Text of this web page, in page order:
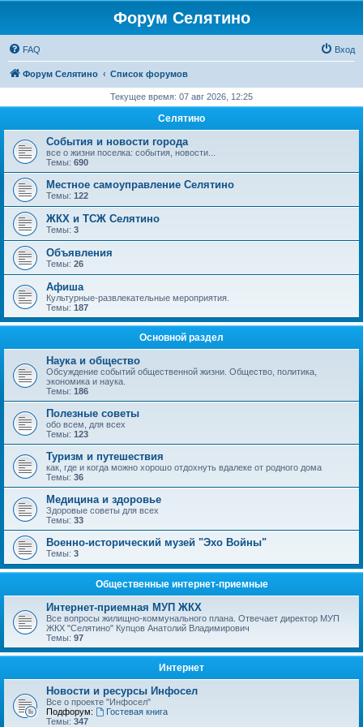
Форум Селятино
FAQ Вход
Форум Селятино Список форумов
Текущее время: 07 авг 2026, 12:25
Селятино
События и новости города
все о жизни поселка: события, новости...
Темы: 690
Местное самоуправление Селятино
Темы: 122
ЖКХ и ТСЖ Селятино
Темы: 3
Объявления
Темы: 26
Афиша
Культурные-развлекательные мероприятия.
Темы: 187
Основной раздел
Наука и общество
Обсуждение событий общественной жизни. Общество, политика,
экономика и наука.
Темы: 186
Полезные советы
обо всем, для всех
Темы: 123
Туризм и путешествия
как, где и когда можно хорошо отдохнуть вдалеке от родного дома
Темы: 36
Медицина и здоровье
Здоровые советы для всех
Темы: 33
Военно-исторический музей "Эхо Войны"
Темы: 3
Общественные интернет-приемные
Интернет-приемная МУП ЖКХ
Все вопросы жилищно-коммунального плана. Отвечает директор МУП
ЖКХ "Селятино" Купцов Анатолий Владимирович
Темы: 97
Интернет
Новости и ресурсы Инфосел
Все о проекте "Инфосел"
Подфорум:
Гостевая книга
Темы: 347